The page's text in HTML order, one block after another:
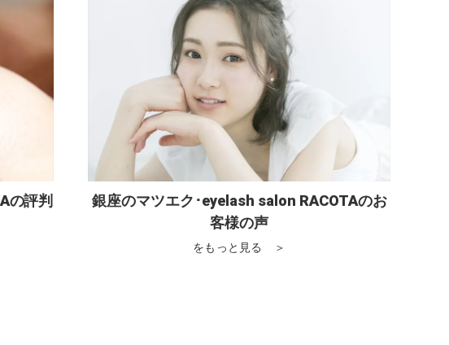
の評判
銀座のマツエク･eyelash salon RACOTAのお
客様の声
をもっと見る ＞